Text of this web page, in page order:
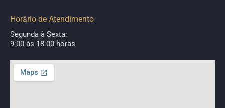
Horário de Atendimento
Segunda à Sexta:
9:00 às 18:00 horas